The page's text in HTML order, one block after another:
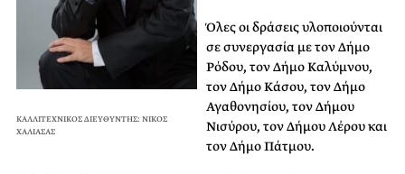
ΚΑΛΛΙΤΕΧΝΙΚΟΣ ΔΙΕΥΘΥΝΤΗΣ: ΝΙΚΟΣ
ΧΑΛΙΑΣΑΣ
Όλες οι δράσεις υλοποιούνται
σε συνεργασία με τον Δήμο
Ρόδου, τον Δήμο Καλύμνου,
τον Δήμο Κάσου, τον Δήμο
Αγαθονησίου, τον Δήμου
Νισύρου, τον Δήμου Λέρου και
τον Δήμο Πάτμου.